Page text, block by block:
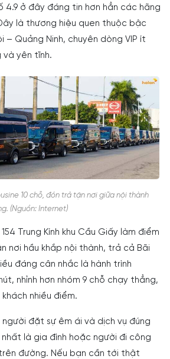
4.9 ở đây đáng tin hơn hẳn các hãng
là thương hiệu quen thuộc bậc
– Quảng Ninh, chuyên dòng VIP ít
và yên tĩnh.
10 chỗ, đón trả tận nơi giữa nội thành
(Nguồn: Internet)
Trung Kính khu Cầu Giấy làm điểm
nơi hầu khắp nội thành, trả cả Bãi
đáng cân nhắc là hành trình
nhỉnh hơn nhóm 9 chỗ chạy thẳng,
nhiều điểm.
người đặt sự êm ái và dịch vụ đúng
là gia đình hoặc người đi công
đường. Nếu bạn cần tới thật